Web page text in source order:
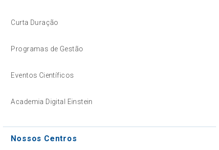
Curta Duração
Programas de Gestão
Eventos Científicos
Academia Digital Einstein
Nossos Centros